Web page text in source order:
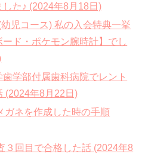
た♪ (2024年8月18日)
児コース) 私の入会特典一挙
ド・ポケモン腕時計】でし
歯学部付属歯科病院でレント
(2024年8月22日)
ガネを作成した時の手順
３回目で合格した話 (2024年8